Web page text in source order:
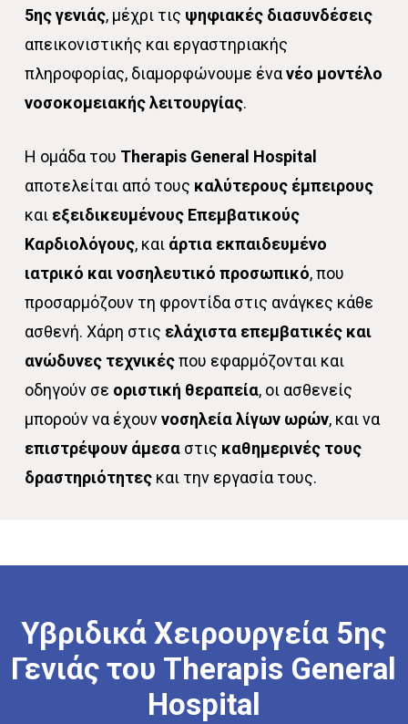
5ης γενιάς, μέχρι τις ψηφιακές διασυνδέσεις
απεικονιστικής και εργαστηριακής
πληροφορίας, διαμορφώνουμε ένανέο μοντέλο
νοσοκομειακής λειτουργίας.
Η ομάδα του Therapis General Hospital
αποτελείται από τους καλύτερους έμπειρους
και εξειδικευμένους Επεμβατικούς
Καρδιολόγους, και άρτια εκπαιδευμένο
ιατρικό και νοσηλευτικό προσωπικό, που
προσαρμόζουν τη φροντίδα στις ανάγκες κάθε
ασθενή. Χάρη στις ελάχιστα επεμβατικές και
ανώδυνες τεχνικέςπου εφαρμόζονται και
οδηγούν σε οριστική θεραπεία, οι ασθενείς
μπορούν να έχουννοσηλεία λίγων ωρών, και να
επιστρέψουν άμεσαστις καθημερινές τους
δραστηριότητεςκαι την εργασία τους.
Υβριδικά Χειρουργεία 5ης
Γενιάς του Therapis General
Hospital